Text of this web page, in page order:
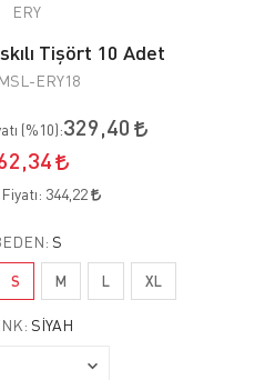
ERY
Tişört 10 Adet
ERY18
(%10):329,40
344,22
S
S M L XL
SIYAH